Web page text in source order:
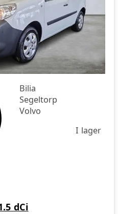
Bilia
Segeltorp
Volvo
I lager
dCi